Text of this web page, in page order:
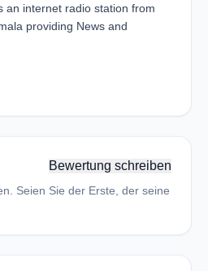
an internet radio station from
providing News and
Bewertung schreiben
Seien Sie der Erste, der seine